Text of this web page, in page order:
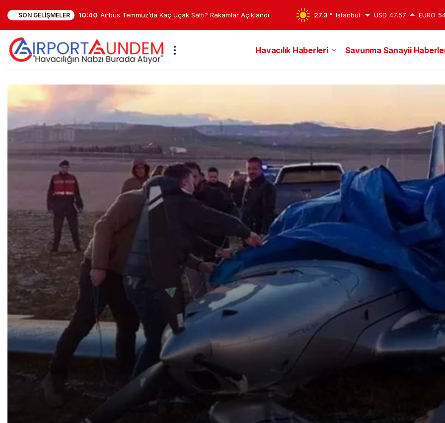
SON GELIŞMELER 10:40 Airbus Temmuz’da Kaç Uçak Sattı? Rakamlar Açıklandı 27.3 ° Istanbul USD 47,57 EURO
Havacılık Haberleri Savunma Sanayii